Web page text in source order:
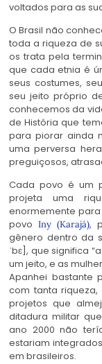
voltados para as
O Brasil não
toda a riqueza de
os trata pela
que cada etnia é
seus costumes,
seu jeito próprio
conhecemos da
de História que
para piorar ainda
uma perversa
preguiçosos,
Cada povo é um
projeta uma
enormemente para
povo Iny (Karajá),
gênero dentro da
ˈbɛ], que significa
um jeito, e as
Apanhei bastante
com tanta
projetos que
ditadura militar
ano 2000 não
estariam
em brasileiros.